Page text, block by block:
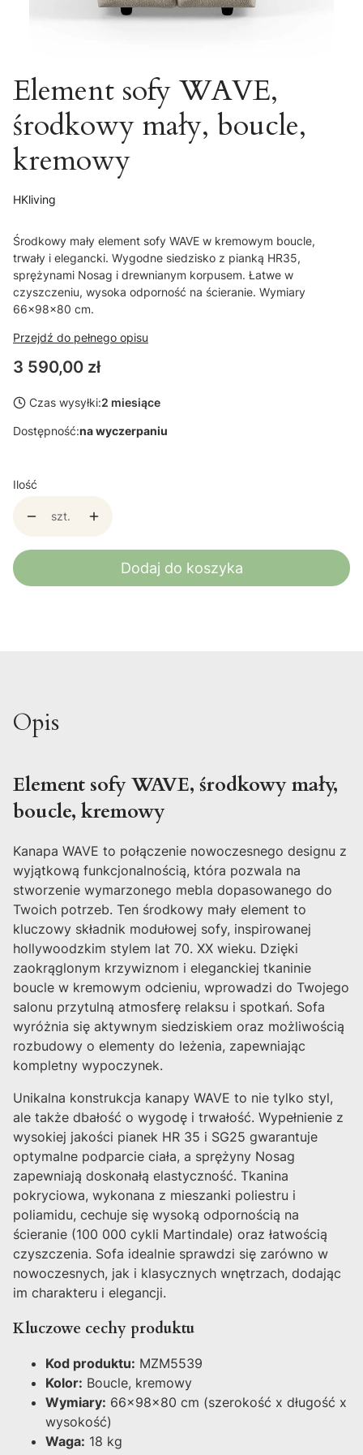
Element sofy WAVE,
środkowy mały, boucle,
kremowy
HKliving
Środkowy mały element sofy WAVE w kremowym boucle,
trwały i elegancki. Wygodne siedzisko z pianką HR35,
sprężynami Nosag i drewnianym korpusem. Łatwe w
czyszczeniu, wysoka odporność na ścieranie. Wymiary
66x98x80 cm.
Przejdź do pełnego opisu
Cena
3 590,00 zł
Czas wysyłki:2 miesiące
Dostępność:na wyczerpaniu
Ilość
szt.
Dodaj do koszyka
Opis
Element sofy WAVE, środkowy mały,
boucle, kremowy
Kanapa WAVE to połączenie nowoczesnego designu z
wyjątkową funkcjonalnością, która pozwala na
stworzenie wymarzonego mebla dopasowanego do
Twoich potrzeb. Ten środkowy mały element to
kluczowy składnik modułowej sofy, inspirowanej
hollywoodzkim stylem lat 70. XX wieku. Dzięki
zaokrąglonym krzywiznom i eleganckiej tkaninie
boucle w kremowym odcieniu, wprowadzi do Twojego
salonu przytulną atmosferę relaksu i spotkań. Sofa
wyróżnia się aktywnym siedziskiem oraz możliwością
rozbudowy o elementy do leżenia, zapewniając
kompletny wypoczynek.
Unikalna konstrukcja kanapy WAVE to nie tylko styl,
ale także dbałość o wygodę i trwałość. Wypełnienie z
wysokiej jakości pianek HR 35 i SG25 gwarantuje
optymalne podparcie ciała, a sprężyny Nosag
zapewniają doskonałą elastyczność. Tkanina
pokryciowa, wykonana z mieszanki poliestru i
poliamidu, cechuje się wysoką odpornością na
ścieranie (100 000 cykli Martindale) oraz łatwością
czyszczenia. Sofa idealnie sprawdzi się zarówno w
nowoczesnych, jak i klasycznych wnętrzach, dodając
im charakteru i elegancji.
Kluczowe cechy produktu
Kod produktu: MZM5539
Kolor: Boucle, kremowy
Wymiary: 66x98x80 cm (szerokość x długość x
wysokość)
Waga: 18 kg